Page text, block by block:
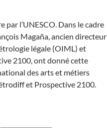
par l’UNESCO. Dans le cadre
Magaña, ancien directeur
légale (OIML) et
2100, ont donné cette
des arts et métiers
et Prospective 2100.